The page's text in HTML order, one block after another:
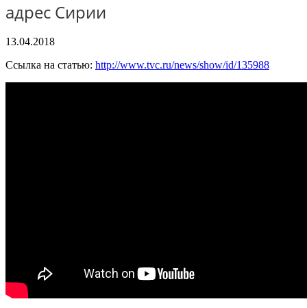
адрес Сирии
13.04.2018
Ссылка на статью: http://www.tvc.ru/news/show/id/135988